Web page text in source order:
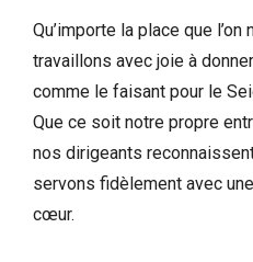
Qu’importe la place que
travaillons avec joie à
comme le faisant pour le
Que ce soit notre propre
nos dirigeants
servons fidèlement avec
cœur.